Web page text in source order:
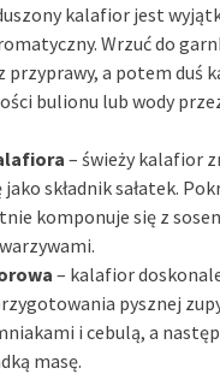
kalafior jest
Wrzuć do
przyprawy, a potem duś
bulionu lub wody
– świeży kalafior
składnik sałatek.
komponuje się z
– kalafior
pysznej
i cebulą, a
masę.